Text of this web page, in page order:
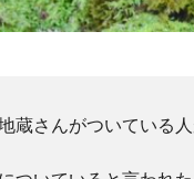
蔵さんがついている